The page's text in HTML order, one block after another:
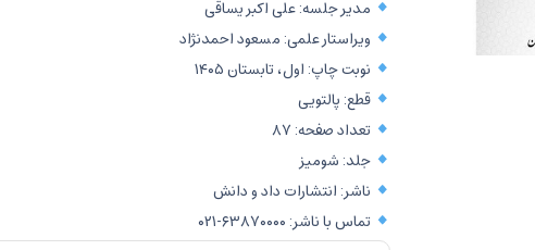
مدیر جلسه: علی اکبر یساقی
ویراستار علمی: مسعود احمدنژاد
نوبت چاپ: اول، تابستان ۱۴۰۵
قطع: پالتویی
تعداد صفحه: ۸۷
جلد: شومیز
ناشر: انتشارات داد و دانش
تماس با ناشر: ۶۳۸۷۰۰۰۰-۰۲۱